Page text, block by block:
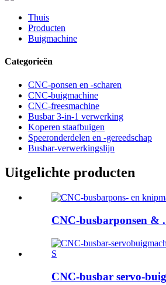
Thuis
Producten
Buigmachine
Categorieën
CNC-ponsen en -scharen
CNC-buigmachine
CNC-freesmachine
Busbar 3-in-1 verwerking
Koperen staafbuigen
Speeronderdelen en -gereedschap
Busbar-verwerkingslijn
Uitgelichte producten
CNC-busbarponsen &
CNC-busbar servo-